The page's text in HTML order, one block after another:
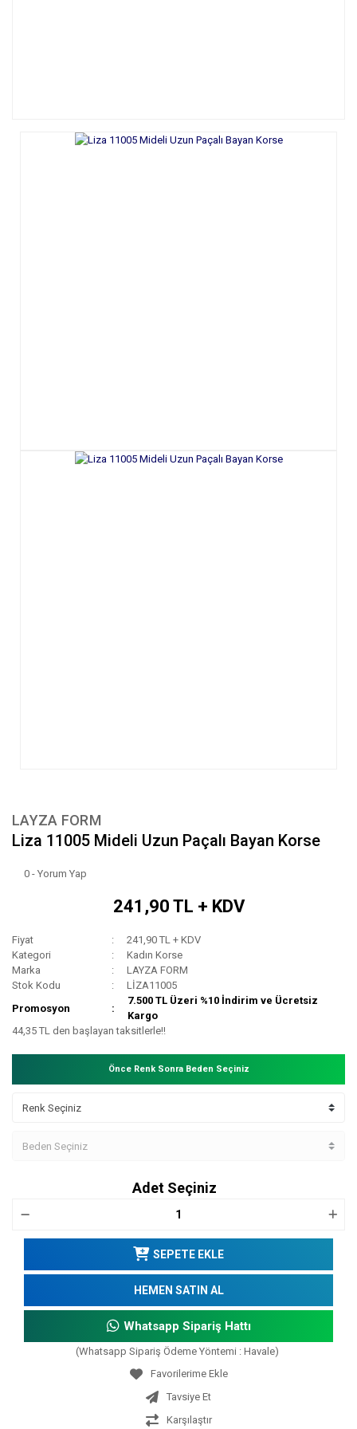
LAYZA FORM
Liza 11005 Mideli Uzun Paçalı Bayan Korse
0 - Yorum Yap
241,90 TL + KDV
Fiyat
241,90 TL + KDV
Kategori
Kadın Korse
Marka
LAYZA FORM
Stok Kodu
LİZA11005
Promosyon
7.500 TL Üzeri %10 İndirim ve Ücretsiz
Kargo
44,35 TL den başlayan taksitlerle!!
Önce Renk Sonra Beden Seçiniz
Adet Seçiniz
SEPETE EKLE
HEMEN SATIN AL
Whatsapp Sipariş Hattı
(Whatsapp Sipariş Ödeme Yöntemi : Havale)
Tavsiye Et
Karşılaştır